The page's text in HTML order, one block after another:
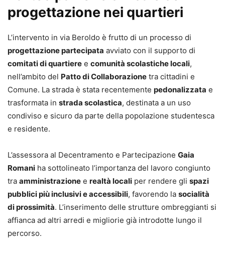
progettazione nei quartieri
L’intervento in via Beroldo è frutto di un processo di
progettazione partecipata avviato con il supporto di
comitati di quartiere e comunità scolastiche locali,
nell’ambito del Patto di Collaborazione tra cittadini e
Comune. La strada è stata recentemente pedonalizzata e
trasformata in strada scolastica, destinata a un uso
condiviso e sicuro da parte della popolazione studentesca
e residente.
L’assessora al Decentramento e Partecipazione Gaia
Romani ha sottolineato l’importanza del lavoro congiunto
tra amministrazione e realtà locali per rendere gli spazi
pubblici più inclusivi e accessibili, favorendo la socialità
di prossimità. L’inserimento delle strutture ombreggianti si
affianca ad altri arredi e migliorie già introdotte lungo il
percorso.